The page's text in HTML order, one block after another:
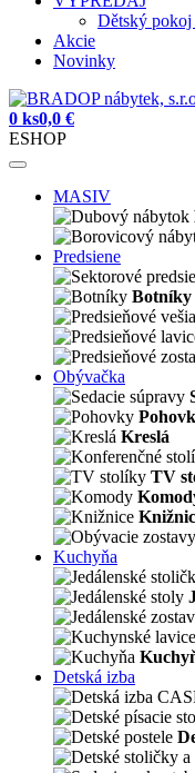
Dětský
Akcie
Novinky
0 ks0,0 €
ESHOP
MASIV
Predsiene
Botníky
Obývačka
Kreslá
TV
Kuchyňa
Detská izba